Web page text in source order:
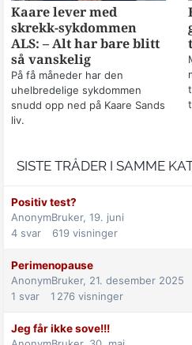
Kaare lever med
skrekk-sykdommen
ALS: – Alt har bare blitt
så vanskelig
På få måneder har den
uhelbredelige sykdommen
snudd opp ned på Kaare Sands
liv.
SISTE TRÅDER I SAMME
Positiv test?
AnonymBruker, 19. juni
4 svar 619 visninger
Perimenopause
AnonymBruker, 21. desember 2025
1 svar 1 276 visninger
Jeg får ikke sove!!!